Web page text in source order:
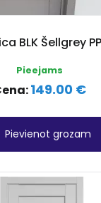
BLK Šellgrey
Pieejams
149.00 €
Pievienot grozam